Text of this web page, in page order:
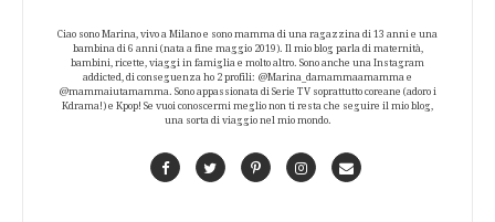
Ciao sono Marina, vivo a Milano e sono mamma di una ragazzina di 13 anni e una
bambina di 6 anni (nata a fine maggio 2019). Il mio blog parla di maternità,
bambini, ricette, viaggi in famiglia e molto altro. Sono anche una Instagram
addicted, di conseguenza ho 2 profili: @Marina_damammaamamma e
@mammaiutamamma. Sono appassionata di Serie TV soprattutto coreane (adoro i
Kdrama!) e Kpop! Se vuoi conoscermi meglio non ti resta che seguire il mio blog,
una sorta di viaggio nel mio mondo.
FacebookTwitterPinterestInstagramContact